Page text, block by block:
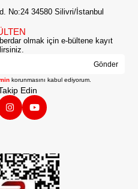
No:24 34580 Silivri/İstanbul
olmak için e-bültene kayıt
Gönder
korunmasını kabul ediyorum.
Edin